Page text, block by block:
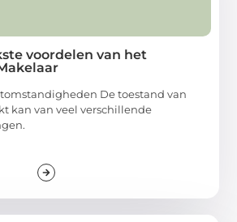
voordelen van het
De toestand van
kan van veel verschillende